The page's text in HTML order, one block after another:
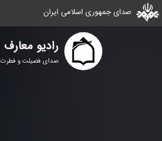
صدای جمهوری اسلامی ایران
رادیو معارف
صدای فضیلت و فطرت